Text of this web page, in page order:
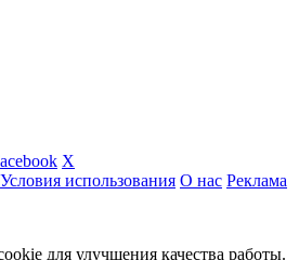
X
Условия использования О нас Реклама
для улучшения качества работы.